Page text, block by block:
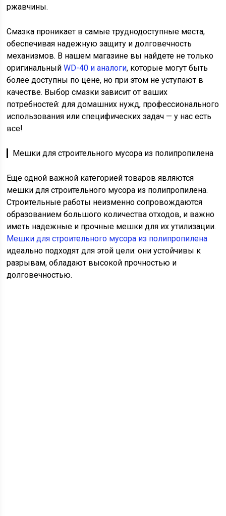
ржавчины.
Смазка проникает в самые труднодоступные места,
обеспечивая надежную защиту и долговечность
механизмов. В нашем магазине вы найдете не только
оригинальныйWD-40 и аналоги, которые могут быть
более доступны по цене, но при этом не уступают в
качестве. Выбор смазки зависит от ваших
потребностей: для домашних нужд, профессионального
использования или специфических задач — у нас есть
все!
▎Мешки для строительного мусора из полипропилена
Еще одной важной категорией товаров являются
мешки для строительного мусора из полипропилена.
Строительные работы неизменно сопровождаются
образованием большого количества отходов, и важно
иметь надежные и прочные мешки для их утилизации.
Мешки для строительного мусора из полипропилена
идеально подходят для этой цели: они устойчивы к
разрывам, обладают высокой прочностью и
долговечностью.